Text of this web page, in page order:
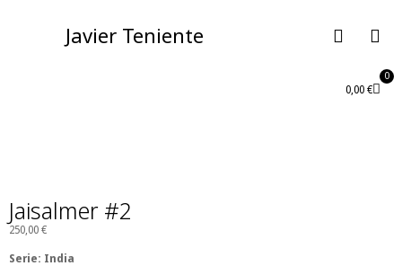
Javier Teniente
0,00€
0
Jaisalmer #2
250,00€
Serie: India